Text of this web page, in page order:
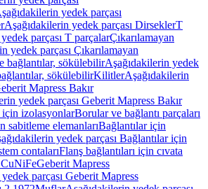
yedek parçası
Aşağıdakilerin yedek parçası DirseklerT
parçası T parçalarÇıkarılamayan
yedek parçası Çıkarılamayan
bağlantılar, sökülebilirAşağıdakilerin yedek
sökülebilirKilitlerAşağıdakilerin
Mapress Bakır
yedek parçası Geberit Mapress Bakır
için izolasyonlarBorular ve bağlantı parçaları
sabitleme elemanlarıBağlantılar için
yedek parçası Bağlantılar için
contalarıFlanş bağlantıları için cıvata
Geberit Mapress
parçası Geberit Mapress